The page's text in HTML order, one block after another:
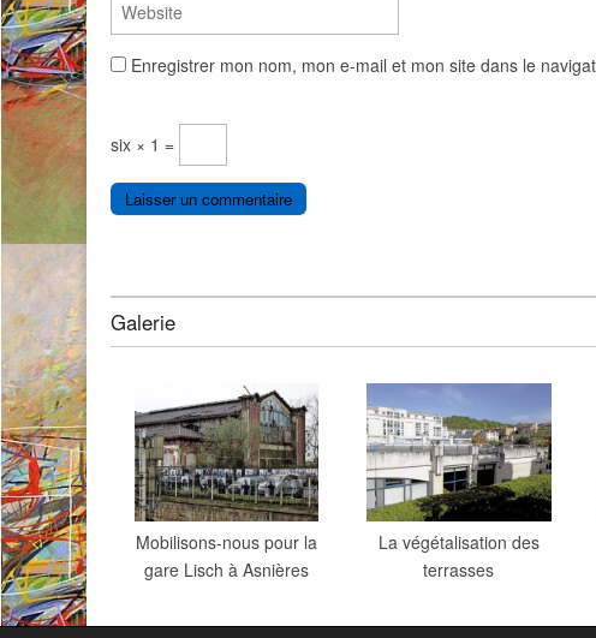
Enregistrer mon nom, mon e-mail et mon site dans le
six × 1 =
Galerie
Mobilisons-nous pour la
gare Lisch à Asnières
La végétalisation des
terrasses